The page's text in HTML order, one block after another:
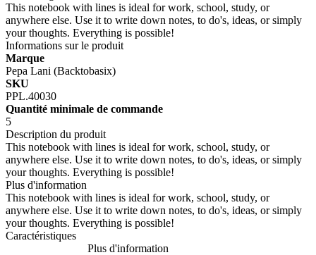
This notebook with lines is ideal for work, school, study, or
anywhere else. Use it to write down notes, to do's, ideas, or simply
your thoughts. Everything is possible!
Informations sur le produit
Marque
Pepa Lani (Backtobasix)
SKU
PPL.40030
Quantité minimale de commande
5
Description du produit
This notebook with lines is ideal for work, school, study, or
anywhere else. Use it to write down notes, to do's, ideas, or simply
your thoughts. Everything is possible!
Plus d'information
This notebook with lines is ideal for work, school, study, or
anywhere else. Use it to write down notes, to do's, ideas, or simply
your thoughts. Everything is possible!
Caractéristiques
Plus d'information